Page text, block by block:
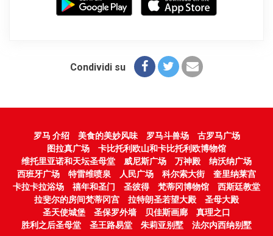
Condividi su
罗马 介绍 美食的美妙风味 罗马斗兽场
古罗马广场
图拉真广场
卡比托利欧山和卡比托利欧博物馆
维托里亚诺和天坛圣母堂
威尼斯广场 万神殿
纳沃纳广场
西班牙广场
特雷维喷泉 人民广场 科尔索大街
奎里纳莱宫
卡拉卡拉浴场
禧年和圣门 圣彼得 梵蒂冈博物馆
西斯廷教堂
拉斐尔的房间梵蒂冈宫
拉特朗圣若望大殿
圣母大殿
圣天使城堡
圣保罗外墙 贝佳斯画廊
真理之口
胜利之后圣母堂
圣王路易堂 朱莉亚别墅 法尔内西纳别墅